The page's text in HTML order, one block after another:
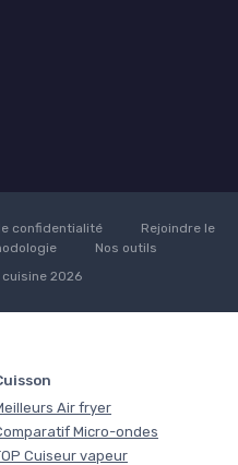
confidentialité
Rejoindre le
Nos outils
2026
Air fryer
Micro-ondes
Cuiseur vapeur